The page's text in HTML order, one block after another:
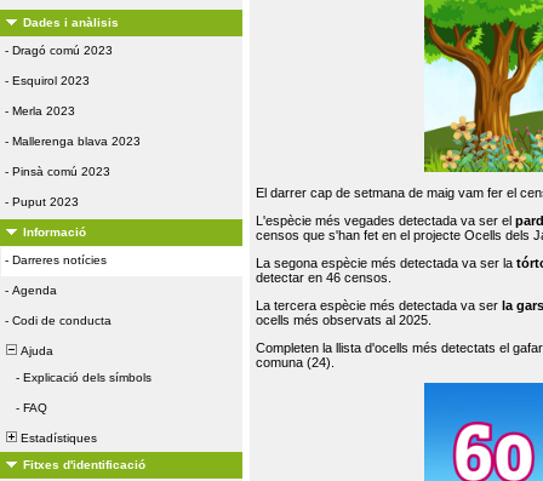
Dades i anàlisis
- Dragó comú 2023
- Esquirol 2023
- Merla 2023
- Mallerenga blava 2023
- Pinsà comú 2023
- Puput 2023
Informació
- Darreres notícies
- Agenda
- Codi de conducta
Ajuda
- Explicació dels símbols
- FAQ
Estadístiques
Fitxes d'identificació
El darrer cap de setmana de maig vam fer el
L'espècie més vegades detectada va ser el
censos que s'han fet en el projecte Ocells dels
La segona espècie més detectada va ser la
detectar en 46 censos.
La tercera espècie més detectada va ser la
ocells més observats al 2025.
Completen la llista d'ocells més detectats el
comuna (24).